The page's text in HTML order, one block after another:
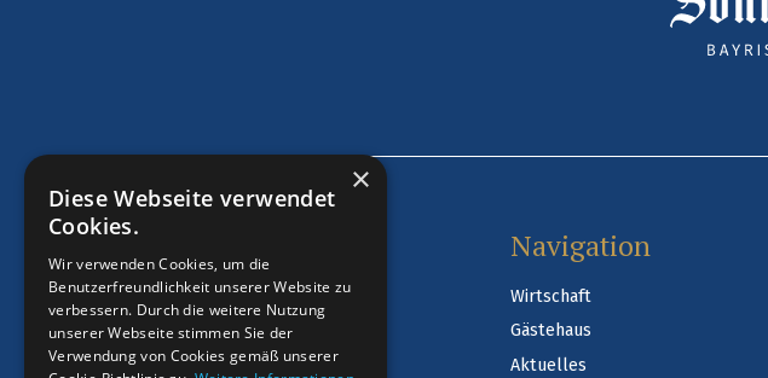
Öffnungszeiten
Mittwoch – Freitag ab 16:00 Uhr
Samstag, Sonntag und an Feiertagen
ganztägig geöffnet
Navigation
Wirtschaft
Gästehaus
Aktuelles
×
Diese Webseite verwendet
Cookies.
Wir verwenden Cookies, um die
Benutzerfreundlichkeit unserer Website zu
verbessern. Durch die weitere Nutzung
unserer Webseite stimmen Sie der
Verwendung von Cookies gemäß unserer